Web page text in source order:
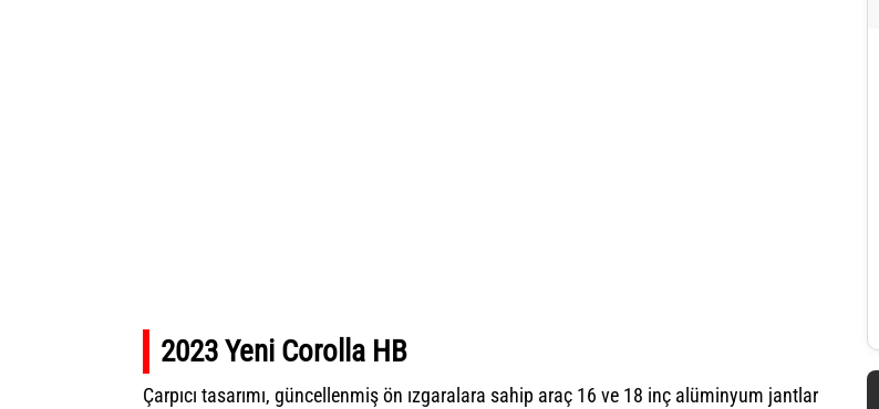
2023 Yeni Corolla HB
Çarpıcı tasarımı, güncellenmiş ön ızgaralara sahip araç 16 ve 18 inç alüminyum jantlar